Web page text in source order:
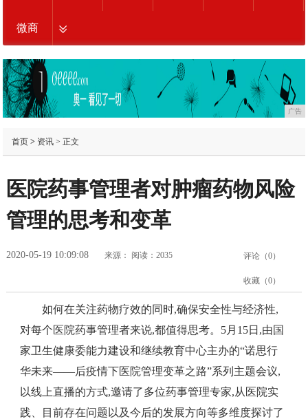
微商
广告
首页> 资讯> 正文
医院药事管理者对肿瘤药物风险
管理的思考和变革
2020-05-19 10:09:08 来源： 阅读：2035 评论（0）
收藏（0）
如何在关注药物疗效的同时,确保安全性与经济性,
对每个医院药事管理者来说,都值得思考。5月15日,由国
家卫生健康委能力建设和继续教育中心主办的“诺思行
华未来——后疫情下医院管理变革之路”系列主题会议,
以线上直播的方式,邀请了多位药事管理专家,从医院实
践、目前存在问题以及今后的发展方向等多维度探讨了